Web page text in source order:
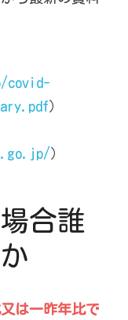
covid-
）
）
合誰
は一昨年比で